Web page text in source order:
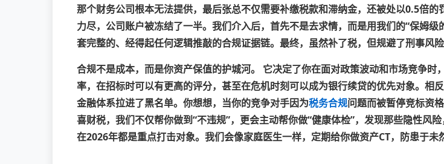
那个财务公司根本无法提供，最后张总不仅需要补缴税款和滞纳金，还被处以0.5倍
力尽，公司账户被冻结了一半。我们介入后，首先不是去求情，而是用我们的“保姆级
套完整的、经得起任何逻辑推敲的合规证据链。最终，虽然补了税，但规避了刑事风
合规不是成本，而是你资产保值的护城河。
它决定了你在面对政策波动和市场竞争时
率，在招标时可以有更高的评分，甚至在危机时刻可以成为银行续贷的优先对象。相
金融体系拉进了黑名单。你想想，当你的竞争对手因为税务合规问题而被暂停竞标资
喜财税，我们不仅帮你做到“不违规”，更会主动帮你做“健康体检”，发现那些隐性风
在2026年都是重点打击对象。我们会像家庭医生一样，定期给你做资产CT，防患于未